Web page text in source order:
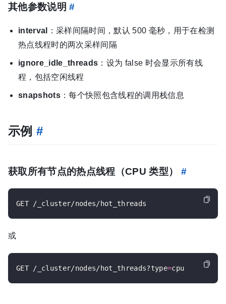
其他参数说明#
interval
：采样间隔时间，默认 500 毫秒，用于在检测
热点线程时的两次采样间隔
ignore_idle_threads ：设为 false 时会显示所有线
程，包括空闲线程
snapshots：每个快照包含线程的调用栈信息
示例 #
获取所有节点的热点线程（CPU 类型） #
或
GET /_cluster/nodes/hot_threads?type=